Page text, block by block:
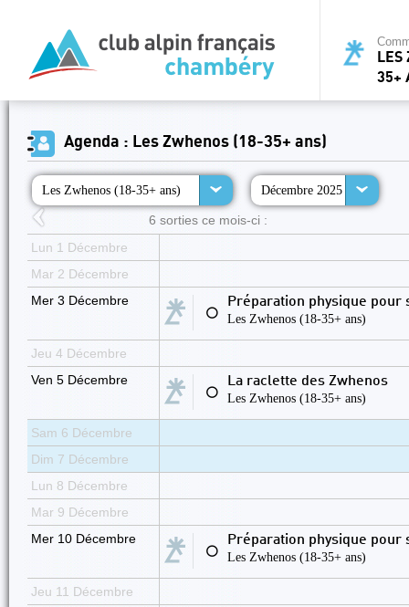
LES
35+
Agenda : Les Zwhenos (18-35+ ans)
Les Zwhenos (18-35+ ans) Décembre 2025
6 sorties ce mois-ci :
Lun 1 Décembre
Mar 2 Décembre
Mer 3 Décembre
⚪
Préparation physique pour
Les Zwhenos (18-35+ ans)
Jeu 4 Décembre
Ven 5 Décembre
⚪
La raclette des Zwhenos
Les Zwhenos (18-35+ ans)
Sam 6 Décembre
Dim 7 Décembre
Lun 8 Décembre
Mar 9 Décembre
Mer 10 Décembre
⚪
Préparation physique pour
Les Zwhenos (18-35+ ans)
Jeu 11 Décembre